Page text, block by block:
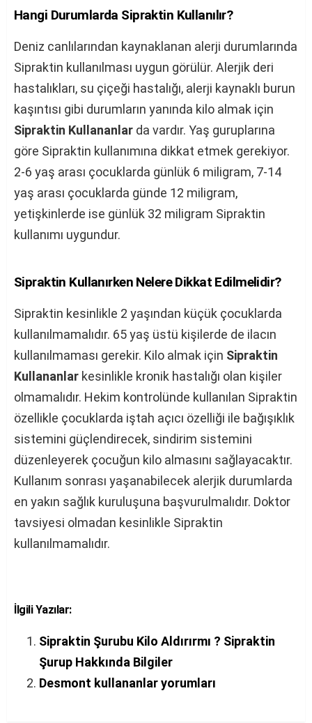
Hangi Durumlarda Sipraktin Kullanılır?
Deniz canlılarından kaynaklanan alerji durumlarında
Sipraktin kullanılması uygun görülür. Alerjik deri
hastalıkları, su çiçeği hastalığı, alerji kaynaklı burun
kaşıntısı gibi durumların yanında kilo almak için
Sipraktin Kullananlar da vardır. Yaş guruplarına
göre Sipraktin kullanımına dikkat etmek gerekiyor.
2-6 yaş arası çocuklarda günlük 6 miligram, 7-14
yaş arası çocuklarda günde 12 miligram,
yetişkinlerde ise günlük 32 miligram Sipraktin
kullanımı uygundur.
Sipraktin Kullanırken Nelere Dikkat Edilmelidir?
Sipraktin kesinlikle 2 yaşından küçük çocuklarda
kullanılmamalıdır. 65 yaş üstü kişilerde de ilacın
kullanılmaması gerekir. Kilo almak için Sipraktin
Kullananlar kesinlikle kronik hastalığı olan kişiler
olmamalıdır. Hekim kontrolünde kullanılan Sipraktin
özellikle çocuklarda iştah açıcı özelliği ile bağışıklık
sistemini güçlendirecek, sindirim sistemini
düzenleyerek çocuğun kilo almasını sağlayacaktır.
Kullanım sonrası yaşanabilecek alerjik durumlarda
en yakın sağlık kuruluşuna başvurulmalıdır. Doktor
tavsiyesi olmadan kesinlikle Sipraktin
kullanılmamalıdır.
İlgili Yazılar:
Sipraktin Şurubu Kilo Aldırırmı ? Sipraktin
Şurup Hakkında Bilgiler
Desmont kullananlar yorumları